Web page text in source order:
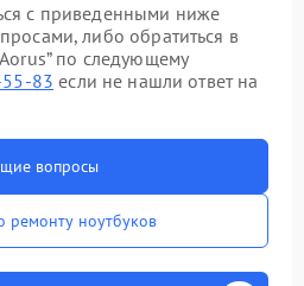
с приведенными ниже
либо обратиться в
по следующему
83 если не нашли ответ на
вопросы
ремонту ноутбуков